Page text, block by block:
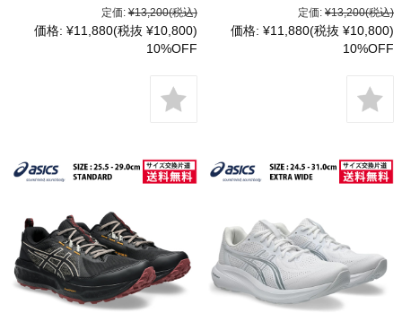
定価: ¥13,200(税込)
価格: ¥11,880(税抜 ¥10,800)
10%OFF
定価: ¥13,200(税込)
価格: ¥11,880(税抜 ¥10,800)
10%OFF